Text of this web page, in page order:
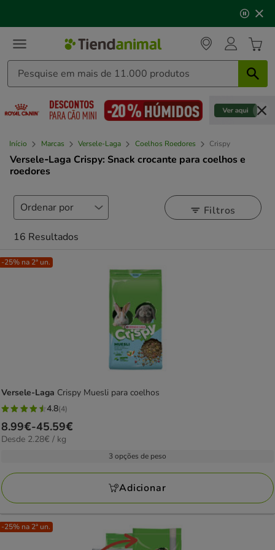
3,
mensagem,
Início Marcas Versele-Laga Coelhos Roedores Crispy
Versele‑Laga Crispy: Snack crocante para coelhos e
roedores
Filtros
16 Resultados
-25% na 2ª un.
Versele-Laga Crispy Muesli para coelhos
4.8
estrelas
com
avaliações
4.8(4)
Preço
de
45.59€
8.99€-45.59€
2.28€
Desde 2.28€ / kg
3 opções de peso
Adicionar
-25% na 2ª un.